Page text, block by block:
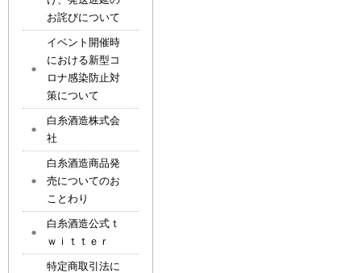
お詫びについて
イベント開催時
における新型コ
ロナ感染防止対
策について
白糸酒造株式会
社
白糸酒造商品発
売についてのお
ことわり
白糸酒造公式ｔ
ｗｉｔｔｅｒ
特定商取引法に